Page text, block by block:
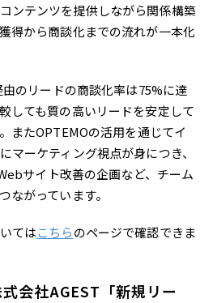
ンテンツを提供しながら関係構築
得から商談化までの流れが一本化
のリードの商談化率は75%に達
しても質の高いリードを安定して
またOPTEMOの活用を通じてイ
マーケティング視点が身につき、
サイト改善の企画など、チーム
ながっています。
てはこちらのページで確認できま
会社AGEST「新規リー